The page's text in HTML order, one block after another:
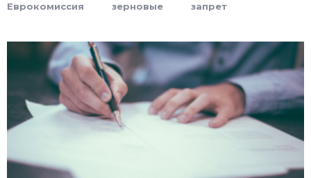
Еврокомиссия зерновые запрет